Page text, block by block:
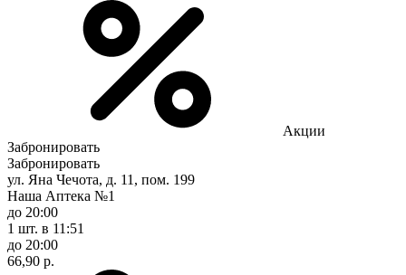
Акции
Забронировать
Забронировать
ул. Яна Чечота, д. 11, пом. 199
Наша Аптека №1
до 20:00
1 шт. в 11:51
до 20:00
66,90 р.